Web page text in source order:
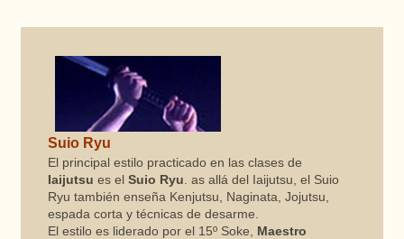
Suio Ryu
El principal estilo practicado en las clases de
Iaijutsu es el Suio Ryu . as allá del Iaijutsu, el Suio
Ryu también enseña Kenjutsu, Naginata, Jojutsu,
espada corta y técnicas de desarme.
El estilo es liderado por el 15º Soke,
Maestro